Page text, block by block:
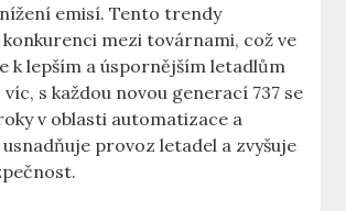
emisí. Tento trendy
mezi továrnami,⁤ což ve
k lepším a úspornějším letadlům
s každou novou ‌generací 737 se
v⁣ oblasti​ automatizace a
usnadňuje⁢ provoz letadel a ‍zvyšuje